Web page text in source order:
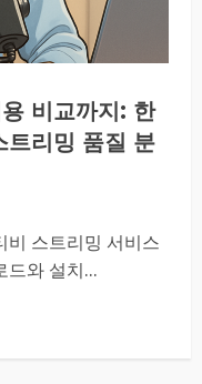
비교까지: 한
트리밍 품질 분
비 스트리밍 서비스
드와 설치...